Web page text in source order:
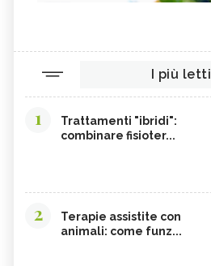
I più letti
1
Trattamenti "ibridi":
combinare fisioter...
2
Terapie assistite con
animali: come funz...